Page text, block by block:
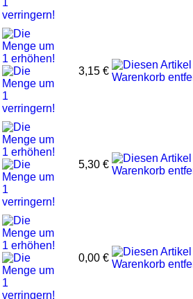
3,15 €
5,30 €
0,00 €